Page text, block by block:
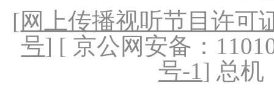
[网上传播视听节目许可
号] [ 京公网安备：
号-1] 总机